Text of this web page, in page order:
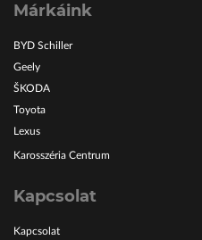
Márkáink
BYD Schiller
Geely
ŠKODA
Toyota
Lexus
Karosszéria Centrum
Kapcsolat
Kapcsolat